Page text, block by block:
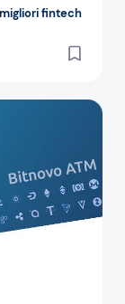
fintech